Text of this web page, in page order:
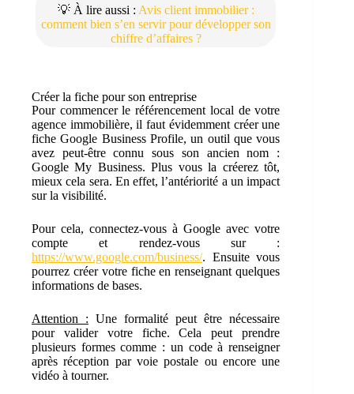
💡 À lire aussi : Avis client immobilier :
comment bien s’en servir pour développer son
chiffre d’affaires ?
Créer la fiche pour son entreprise
Pour commencer le référencement local de votre
agence immobilière, il faut évidemment créer une
fiche Google Business Profile, un outil que vous
avez peut-être connu sous son ancien nom :
Google My Business. Plus vous la créerez tôt,
mieux cela sera. En effet, l’antériorité a un impact
sur la visibilité.
Pour cela, connectez-vous à Google avec votre
compte et rendez-vous sur :
https://www.google.com/business/. Ensuite vous
pourrez créer votre fiche en renseignant quelques
informations de bases.
Attention : Une formalité peut être nécessaire
pour valider votre fiche. Cela peut prendre
plusieurs formes comme : un code à renseigner
après réception par voie postale ou encore une
vidéo à tourner.